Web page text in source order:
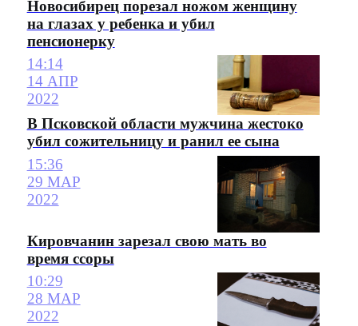
Новосибирец порезал ножом женщину
на глазах у ребенка и убил
пенсионерку
14:14
14 АПР
2022
В Псковской области мужчина жестоко
убил сожительницу и ранил ее сына
15:36
29 МАР
2022
Кировчанин зарезал свою мать во
время ссоры
10:29
28 МАР
2022